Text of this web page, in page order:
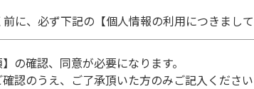
に、必ず下記の【個人情報の利用につきまし
の確認、同意が必要になります。
認のうえ、ご了承頂いた方のみご記入くださ